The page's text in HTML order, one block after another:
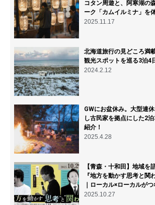
コタン周遊と、阿寒湖の
ーク「カムイルミナ」を
2025.11.17
北海道旅行の見どころ満
観光スポットを巡る3泊4
2024.2.12
GWにお盆休み。大型連
し古民家を拠点にした2
紹介！
2025.4.28
【青森・十和田】地域を
『地方を動かす思考と関
｜ローカル×ローカルが
2025.10.27